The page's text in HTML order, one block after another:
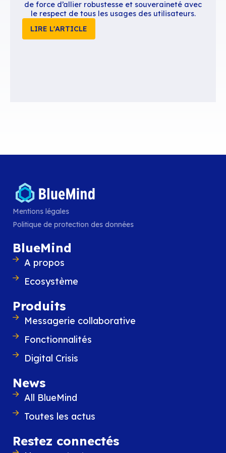
Contenus similaires
BlueMind annonce la sortie de
La nouvelle version 5 de BlueMind réussi
de force d’allier robustesse et
le respect de tous les usages des
LIRE L'ARTICLE
Mentions légales
Politique de protection des données
BlueMind
A propos
Ecosystème
Produits
Messagerie collaborative
Fonctionnalités
Digital Crisis
News
All BlueMind
Toutes les actus
Restez connectés